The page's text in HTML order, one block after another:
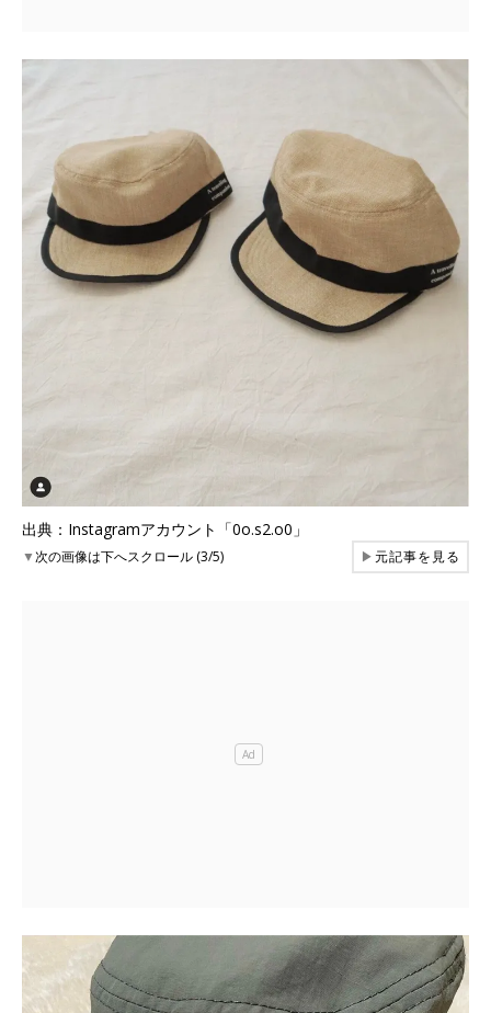
出典：Instagramアカウント「0o.s2.o0」
▼次の画像は下へスクロール (3/5) ▶元記事を見る